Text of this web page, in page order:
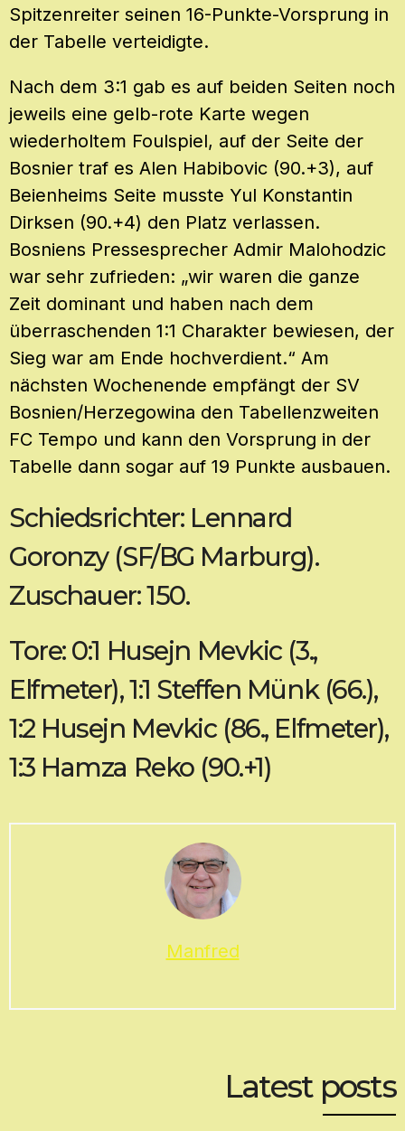
Spitzenreiter seinen 16-Punkte-Vorsprung in
der Tabelle verteidigte.
Nach dem 3:1 gab es auf beiden Seiten noch
jeweils eine gelb-rote Karte wegen
wiederholtem Foulspiel, auf der Seite der
Bosnier traf es Alen Habibovic (90.+3), auf
Beienheims Seite musste Yul Konstantin
Dirksen (90.+4) den Platz verlassen.
Bosniens Pressesprecher Admir Malohodzic
war sehr zufrieden: „wir waren die ganze
Zeit dominant und haben nach dem
überraschenden 1:1 Charakter bewiesen, der
Sieg war am Ende hochverdient.“ Am
nächsten Wochenende empfängt der SV
Bosnien/Herzegowina den Tabellenzweiten
FC Tempo und kann den Vorsprung in der
Tabelle dann sogar auf 19 Punkte ausbauen.
Schiedsrichter: Lennard
Goronzy (SF/BG Marburg).
Zuschauer: 150.
Tore: 0:1 Husejn Mevkic (3.,
Elfmeter), 1:1 Steffen Münk (66.),
1:2 Husejn Mevkic (86., Elfmeter),
1:3 Hamza Reko (90.+1)
Manfred
Latest posts